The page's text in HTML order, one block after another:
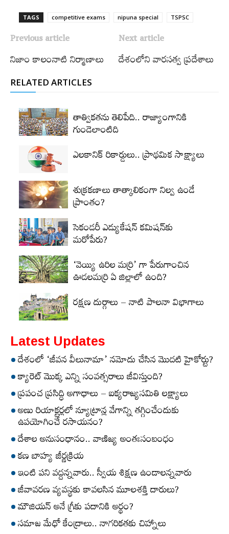
TAGS competitive exams nipuna special TSPSC
Previous article
నిజాం కాలంనాటి నిర్మాణాలు
Next article
దేశంలోని వారసత్వ ప్రదేశాలు
RELATED ARTICLES
తాత్వికతను తెలిపేది.. రాజ్యాంగానికి
గుండెలాంటిది
ఎలకానిక్‌ రికార్డులు.. ప్రాథమిక సాక్ష్యాలు
శుక్రకణాలు తాత్కాలికంగా నిల్వ ఉండే
ప్రాంతం?
సెకండరీ ఎడ్యుకేషన్‌ కమిషన్‌కు
మరోపేరు?
‘వెయ్యి ఉరిల మర్రి’ గా పేరుగాంచిన
ఊడలమర్రి ఏ జిల్లాలో ఉంది?
రక్షణ దుర్గాలు – నాటి పాలనా విభాగాలు
Latest Updates
దేశంలో ‘జీవన వీలునామా’ నమోదు చేసిన మొదటి హైకోర్టు?
క్యారెట్‌ మొక్క ఎన్ని సంవత్సరాలు జీవిస్తుంది?
ప్రపంచ ప్రసిద్ధి అగాధాలు – ఐక్యరాజ్యసమితి లక్ష్యాలు
అణు రియాక్టర్లలో న్యూట్రాన్ల వేగాన్ని తగ్గించేందుకు
ఉపయోగించే రసాయనం?
దేశాల అనుసంధానం.. వాణిజ్య అంతఃసంబంధం
కణ బాహ్య జీర్ణక్రియ
ఇంటి పని వద్దన్నవారు.. స్వీయ శిక్షణ ఉండాలన్నవారు
జీవావరణ వ్యవస్థకు కావలసిన మూలశక్తి దారులు?
మౌజియన్‌ అనే గ్రీకు పదానికి అర్థం?
సమాజ మేధో కేంద్రాలు.. నాగరికతకు చిహ్నాలు